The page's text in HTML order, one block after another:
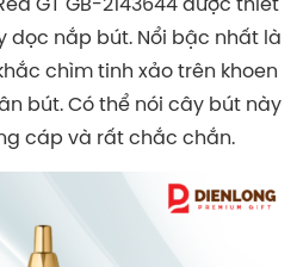
dọc nắp bút. Nổi bậc nhất là
chìm tinh xảo trên khoen
bút. Có thể nói cây bút này
cáp và rất chắc chắn.